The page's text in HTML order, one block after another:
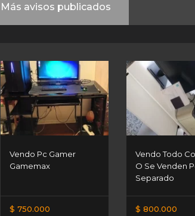
Más avisos publicados
Vendo Pc Gamer
Gamemax
$ 750.000
Vendo Todo
O Se Venden
Separado
$ 800.000